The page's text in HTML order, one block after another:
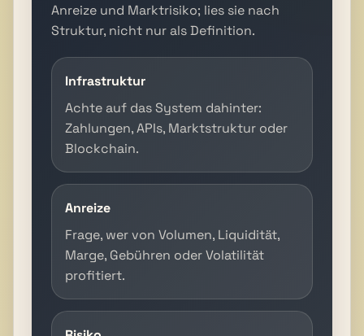
Anreize und Marktrisiko; lies sie nach
Struktur, nicht nur als Definition.
Infrastruktur
Achte auf das System dahinter:
Zahlungen, APIs, Marktstruktur oder
Blockchain.
Anreize
Frage, wer von Volumen, Liquidität,
Marge, Gebühren oder Volatilität
profitiert.